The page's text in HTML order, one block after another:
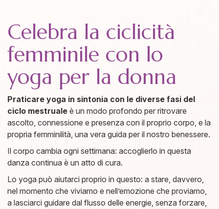
Celebra la ciclicità
femminile con lo
yoga per la donna
Praticare yoga in sintonia con le diverse fasi del
ciclo mestruale è un modo profondo per ritrovare
ascolto, connessione e presenza con il proprio corpo, e la
propria femminilità, una vera guida per il nostro benessere.
Il corpo cambia ogni settimana: accoglierlo in questa
danza continua è un atto di cura.
Lo yoga può aiutarci proprio in questo: a stare, davvero,
nel momento che viviamo e nell’emozione che proviamo,
a lasciarci guidare dal flusso delle energie, senza forzare,